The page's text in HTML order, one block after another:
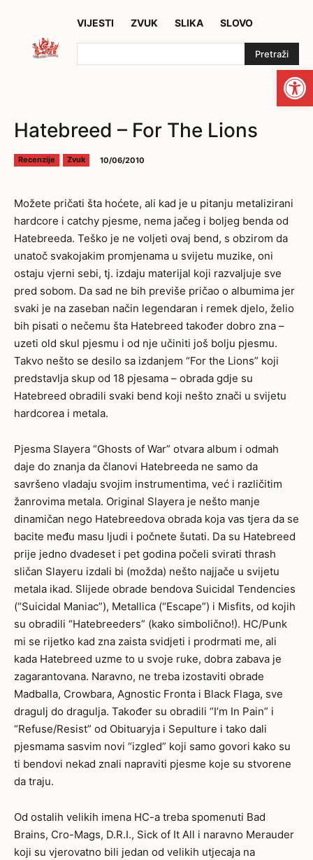
VIJESTI ZVUK SLIKA SLOVO
Pretraži
Hatebreed – For The Lions
Recenzije Zvuk 10/06/2010
Možete pričati šta hoćete, ali kad je u pitanju metalizirani
hardcore i catchy pjesme, nema jačeg i boljeg benda od
Hatebreeda. Teško je ne voljeti ovaj bend, s obzirom da
unatoč svakojakim promjenama u svijetu muzike, oni
ostaju vjerni sebi, tj. izdaju materijal koji razvaljuje sve
pred sobom. Da sad ne bih previše pričao o albumima jer
svaki je na zaseban način legendaran i remek djelo, želio
bih pisati o nečemu šta Hatebreed također dobro zna –
uzeti old skul pjesmu i od nje učiniti još bolju pjesmu.
Takvo nešto se desilo sa izdanjem “For the Lions” koji
predstavlja skup od 18 pjesama – obrada gdje su
Hatebreed obradili svaki bend koji nešto znači u svijetu
hardcorea i metala.
Pjesma Slayera “Ghosts of War” otvara album i odmah
daje do znanja da članovi Hatebreeda ne samo da
savršeno vladaju svojim instrumentima, već i različitim
žanrovima metala. Original Slayera je nešto manje
dinamičan nego Hatebreedova obrada koja vas tjera da se
bacite među masu ljudi i počnete šutati. Da su Hatebreed
prije jedno dvadeset i pet godina počeli svirati thrash
sličan Slayeru izdali bi (možda) nešto najjače u svijetu
metala ikad. Slijede obrade bendova Suicidal Tendencies
(“Suicidal Maniac”), Metallica (“Escape”) i Misfits, od kojih
su obradili “Hatebreeders” (kako simbolično!). HC/Punk
mi se rijetko kad zna zaista svidjeti i prodrmati me, ali
kada Hatebreed uzme to u svoje ruke, dobra zabava je
zagarantovana. Naravno, ne treba izostaviti obrade
Madballa, Crowbara, Agnostic Fronta i Black Flaga, sve
dragulj do dragulja. Također su obradili “I’m In Pain” i
“Refuse/Resist” od Obituaryja i Sepulture i tako dali
pjesmama sasvim novi “izgled” koji samo govori kako su
ti bendovi nekad znali napraviti pjesme koje su stvorene
da traju.
Od ostalih velikih imena HC-a treba spomenuti Bad
Brains, Cro-Mags, D.R.I., Sick of It All i naravno Merauder
koji su vjerovatno bili jedan od velikih utjecaja na